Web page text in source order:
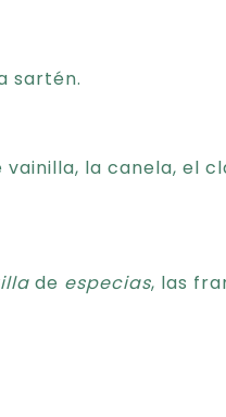
sartén.
la canela, el
de especias, las